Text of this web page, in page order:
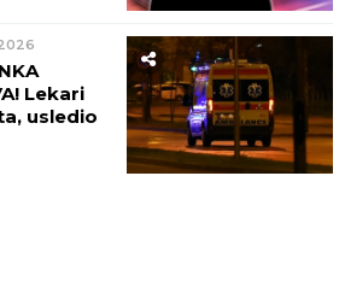
Lekari
usledio